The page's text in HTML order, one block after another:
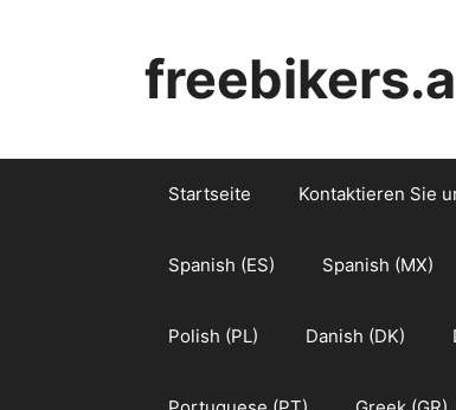
Startseite Kontaktieren Sie
Spanish (ES) Spanish (MX)
Polish (PL) Danish (DK)